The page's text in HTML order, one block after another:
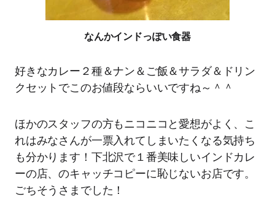
なんかインドっぽい食器
好きなカレー２種＆ナン＆ご飯＆サラダ＆ドリン
クセットでこのお値段ならいいですね～＾＾
ほかのスタッフの方もニコニコと愛想がよく、こ
れはみなさんが一票入れてしまいたくなる気持ち
も分かります！下北沢で１番美味しいインドカレ
ーの店、のキャッチコピーに恥じないお店です。
ごちそうさまでした！